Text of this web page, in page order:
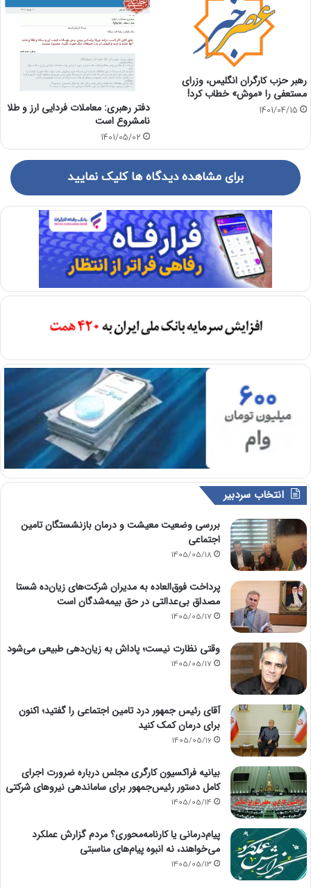
رهبر حزب کارگران انگلیس، وزرای
مستعفی را «موش» خطاب کرد!
1401/04/15
دفتر رهبری: معاملات فردایی ارز و طلا
نامشروع است
1401/05/02
برای مشاهده دیدگاه ها کلیک نمایید
انتخاب سردبیر
بررسی وضعیت معیشت و درمان بازنشستگان تامین
اجتماعی
1405/05/18
پرداخت فوق‌العاده به مدیران شرکت‌های زیان‌ده شستا
مصداق بی‌عدالتی در حق بیمه‌شدگان است
1405/05/17
وقتی نظارت نیست؛ پاداش به زیان‌دهی طبیعی می‌شود
1405/05/17
آقای رئیس جمهور درد تامین اجتماعی را گفتید؛ اکنون
برای درمان کمک کنید
1405/05/16
بیانیه فراکسیون کارگری مجلس درباره ضرورت اجرای
کامل دستور رئیس‌جمهور برای ساماندهی نیروهای شرکتی
1405/05/14
پیام‌درمانی یا کارنامه‌محوری؟ مردم گزارش عملکرد
می‌خواهند، نه انبوه پیام‌های مناسبتی
1405/05/13